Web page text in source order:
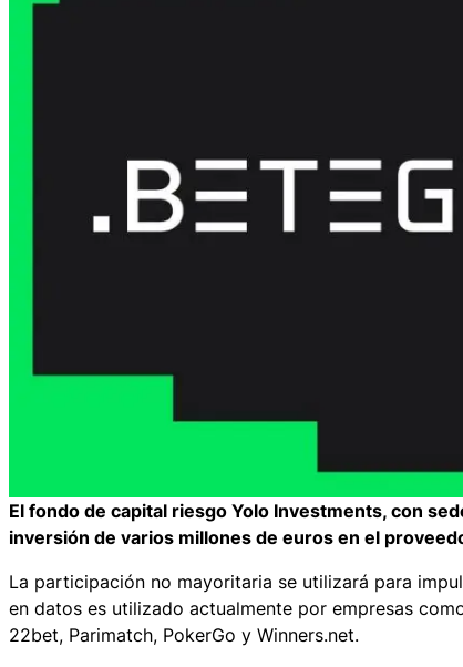
El fondo de capital riesgo Yolo Investments, con
inversión de varios millones de euros en el
La participación no mayoritaria se utilizará para
en datos es utilizado actualmente por empresas
22bet, Parimatch, PokerGo y Winners.net.